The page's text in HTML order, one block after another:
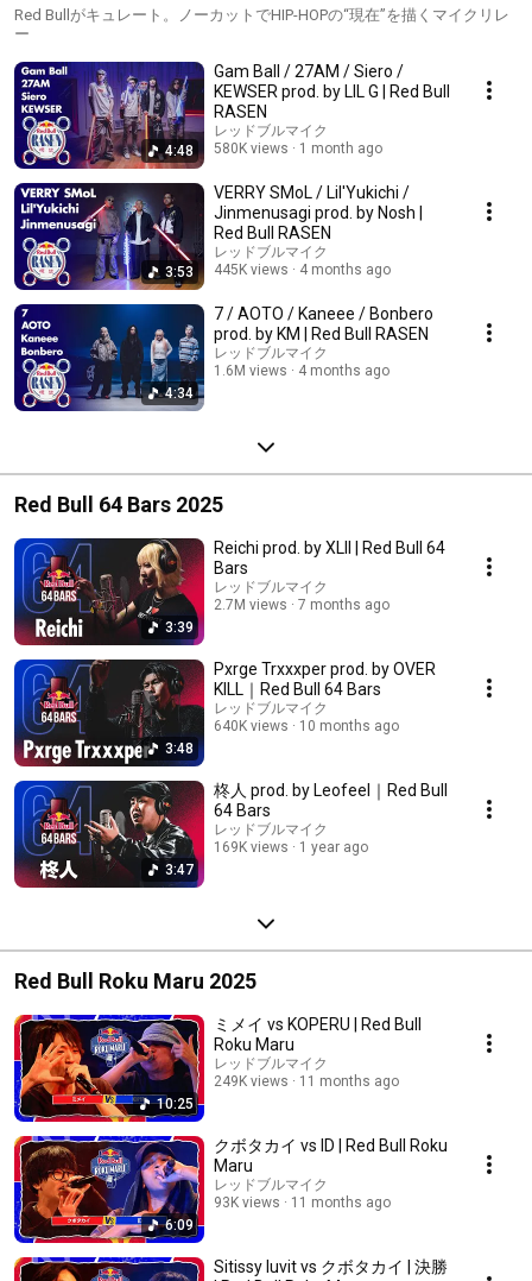
Red Bullがキュレート。ノーカットでHIP-HOPの“現在”を描くマイクリレ
ー
4:48
Gam Ball / 27AM / Siero /
KEWSER prod. by LIL G | Red Bull
RASEN
レッドブルマイク
580K views
1 month ago
3:53
VERRY SMoL / Lil'Yukichi /
Jinmenusagi prod. by Nosh |
Red Bull RASEN
レッドブルマイク
445K views
4 months ago
4:34
7 / AOTO / Kaneee / Bonbero
prod. by KM | Red Bull RASEN
レッドブルマイク
1.6M views
4 months ago
Red Bull 64 Bars 2025
3:39
Reichi prod. by XLII | Red Bull 64
Bars
レッドブルマイク
2.7M views
7 months ago
3:48
Pxrge Trxxxper prod. by OVER
KILL｜Red Bull 64 Bars
レッドブルマイク
640K views
10 months ago
3:47
柊人 prod. by Leofeel｜Red Bull
64 Bars
レッドブルマイク
169K views
1 year ago
Red Bull Roku Maru 2025
10:25
ミメイ vs KOPERU | Red Bull
Roku Maru
レッドブルマイク
249K views
11 months ago
6:09
クボタカイ vs ID | Red Bull Roku
Maru
レッドブルマイク
93K views
11 months ago
Sitissy luvit vs クボタカイ | 決勝